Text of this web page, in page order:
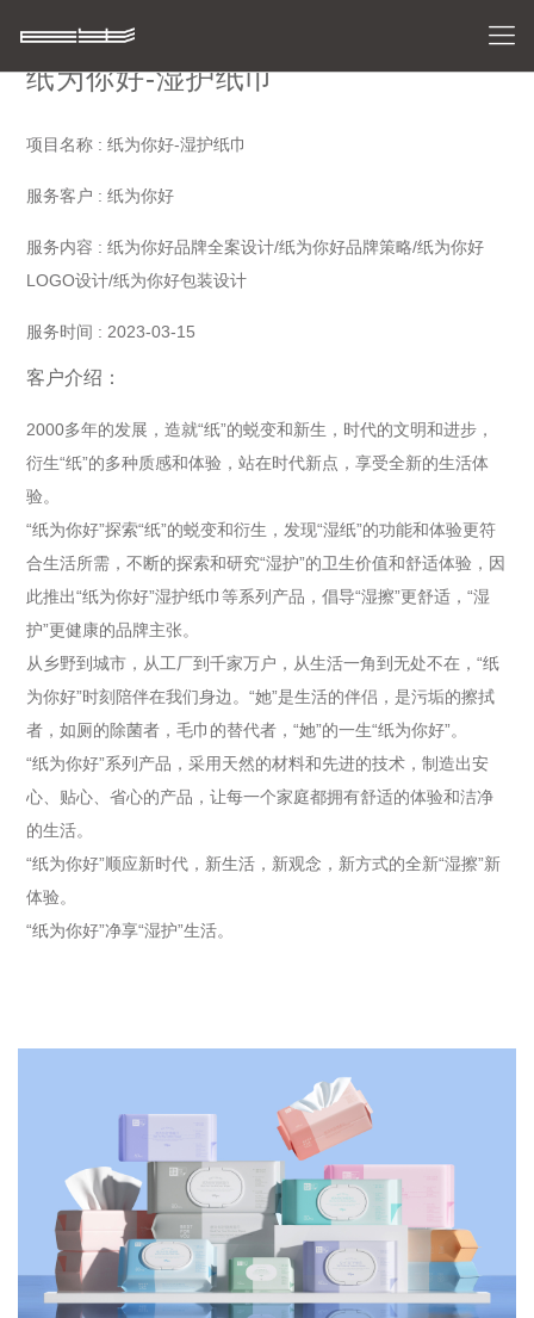
纸为你好-湿护纸巾
项目名称 : 纸为你好-湿护纸巾
服务客户 : 纸为你好
服务内容 : 纸为你好品牌全案设计/纸为你好品牌策略/纸为你好
LOGO设计/纸为你好包装设计
服务时间 : 2023-03-15
客户介绍：
2000多年的发展，造就“纸”的蜕变和新生，时代的文明和进步，
衍生“纸”的多种质感和体验，站在时代新点，享受全新的生活体
验。
“纸为你好”探索“纸”的蜕变和衍生，发现“湿纸”的功能和体验更符
合生活所需，不断的探索和研究“湿护”的卫生价值和舒适体验，因
此推出“纸为你好”湿护纸巾等系列产品，倡导“湿擦”更舒适，“湿
护”更健康的品牌主张。
从乡野到城市，从工厂到千家万户，从生活一角到无处不在，“纸
为你好”时刻陪伴在我们身边。“她”是生活的伴侣，是污垢的擦拭
者，如厕的除菌者，毛巾的替代者，“她”的一生“纸为你好”。
“纸为你好”系列产品，采用天然的材料和先进的技术，制造出安
心、贴心、省心的产品，让每一个家庭都拥有舒适的体验和洁净
的生活。
“纸为你好”顺应新时代，新生活，新观念，新方式的全新“湿擦”新
体验。
“纸为你好”净享“湿护”生活。